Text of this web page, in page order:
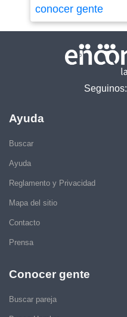
conocer gente
Seguinos:
Ayuda
Buscar
Ayuda
Reglamento y Privacidad
Mapa del sitio
Contacto
Prensa
Conocer gente
Buscar pareja